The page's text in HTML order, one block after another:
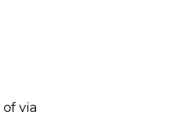
of via